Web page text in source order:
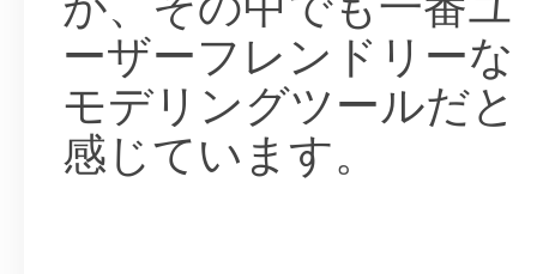
ーザーフレンドリーな
モデリングツールだと
感じています。